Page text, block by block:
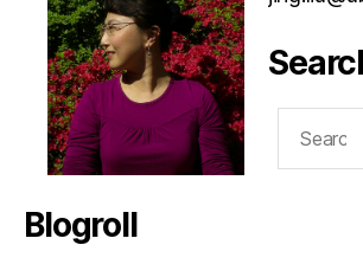
Blogroll